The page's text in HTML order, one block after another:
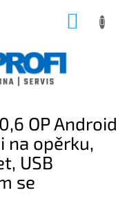
OP Android
na opěrku,
USB
se